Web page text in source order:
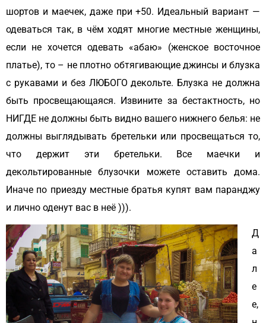
шортов и маечек, даже при +50. Идеальный вариант —
одеваться так, в чём ходят многие местные женщины,
если не хочется одевать «абаю» (женское восточное
платье), то – не плотно обтягивающие джинсы и блузка
с рукавами и без ЛЮБОГО декольте. Блузка не должна
быть просвещающаяся. Извините за бестактность, но
НИГДЕ не должны быть видно вашего нижнего белья: не
должны выглядывать бретельки или просвещаться то,
что держит эти бретельки. Все маечки и
декольтированные блузочки можете оставить дома.
Иначе по приезду местные братья купят вам паранджу
и лично оденут вас в неё ))).
Д
а
л
е
е,